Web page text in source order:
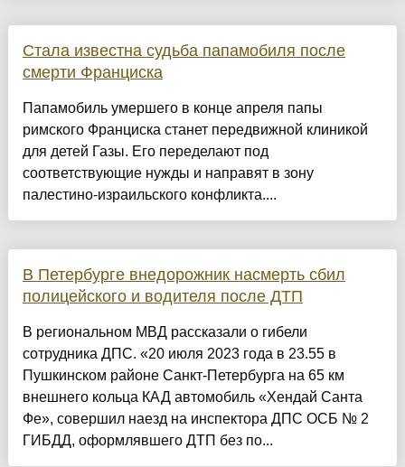
Стала известна судьба папамобиля после
смерти Франциска
Папамобиль умершего в конце апреля папы
римского Франциска станет передвижной клиникой
для детей Газы. Его переделают под
соответствующие нужды и направят в зону
палестино-израильского конфликта....
В Петербурге внедорожник насмерть сбил
полицейского и водителя после ДТП
В региональном МВД рассказали о гибели
сотрудника ДПС. «20 июля 2023 года в 23.55 в
Пушкинском районе Санкт-Петербурга на 65 км
внешнего кольца КАД автомобиль «Хендай Санта
Фе», совершил наезд на инспектора ДПС ОСБ № 2
ГИБДД, оформлявшего ДТП без по...